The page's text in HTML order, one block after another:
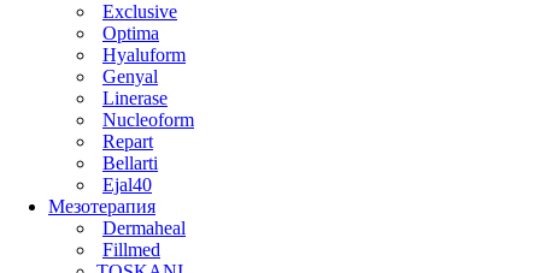
Exclusive
Optima
Hyaluform
Genyal
Linerase
Nucleoform
Repart
Bellarti
Ejal40
Мезотерапия
Dermaheal
Fillmed